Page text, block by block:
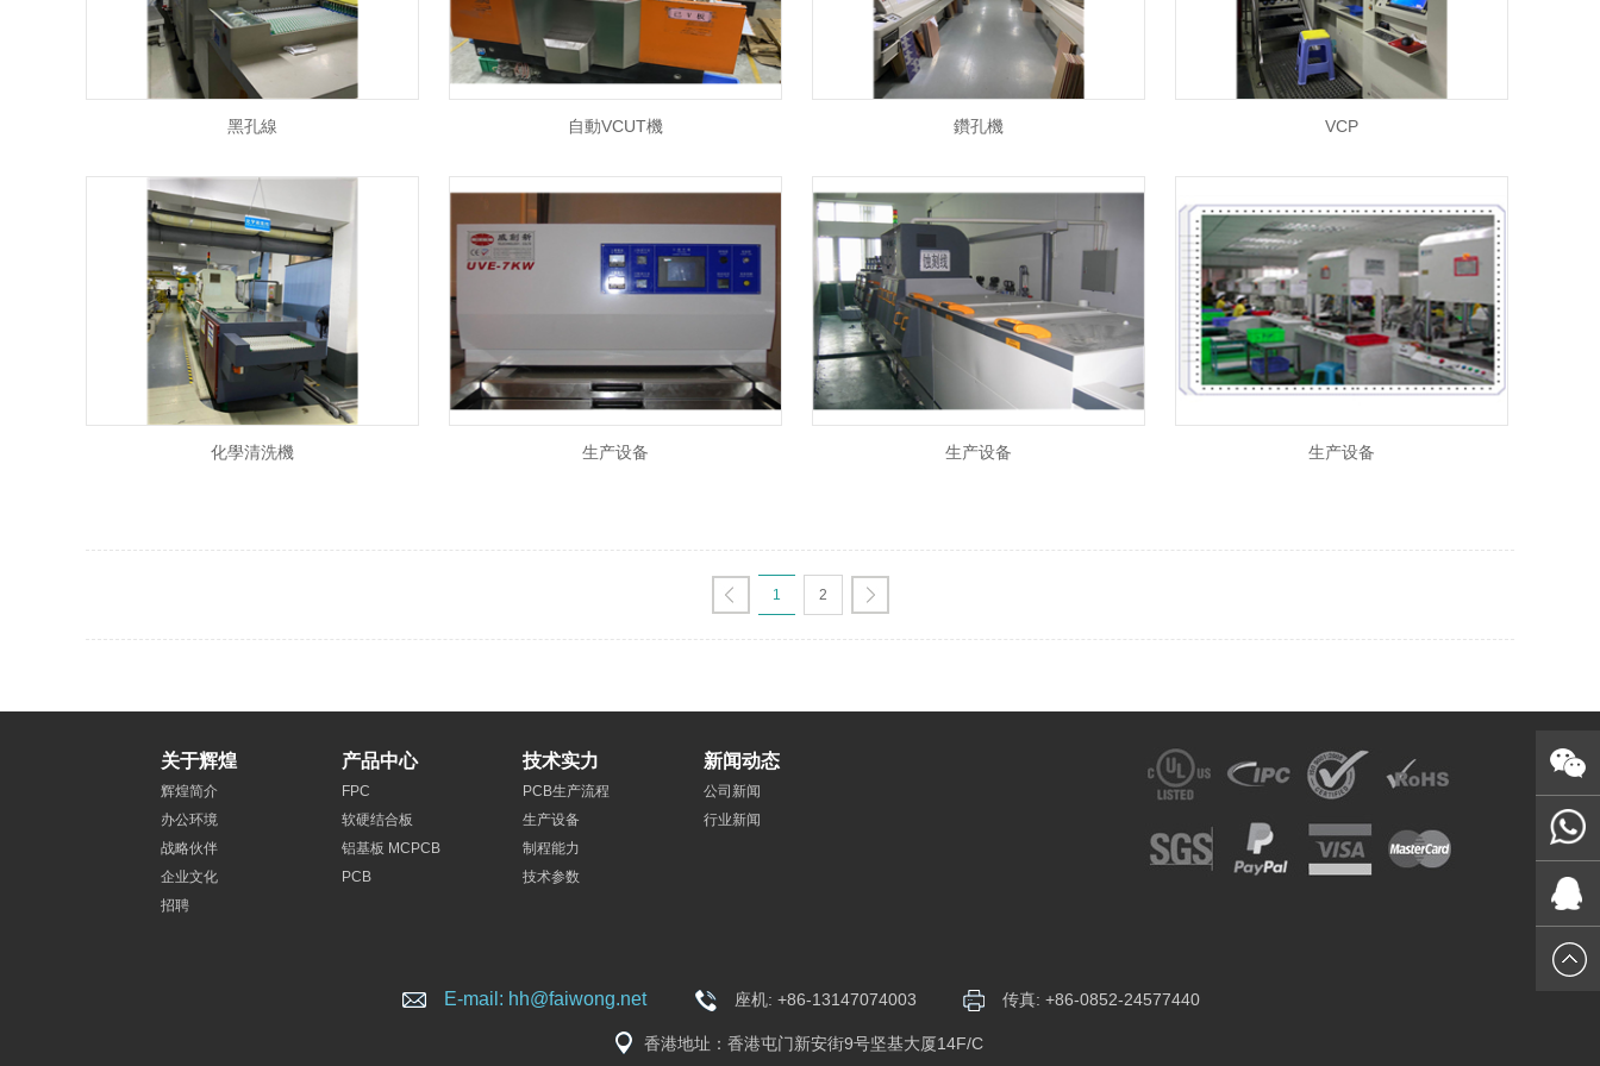
黑孔線 自動VCUT機 鑽孔機 VCP
化學清洗機 生产设备 生产设备 生产设备
1 2
关于辉煌
辉煌简介
办公环境
战略伙伴
企业文化
招聘
产品中心
FPC
软硬结合板
铝基板 MCPCB
PCB
技术实力
PCB生产流程
生产设备
制程能力
技术参数
新闻动态
公司新闻
行业新闻
E-mail: hh@faiwong.net 座机: +86-13147074003 传真: +86-0852-24577440
香港地址：香港屯门新安街9号坚基大厦14F/C
Wechat
+86-
黄小姐